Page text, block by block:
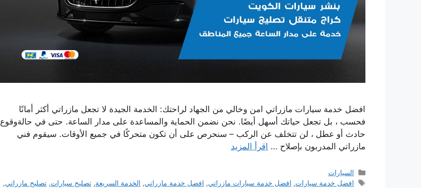
افضل خدمة سيارات مازراتي امن وخالي من الجهاد لراحتك: الخدمة الجيدة لا تجعل مازراتي أكثر أمانًا
فحسب ، بل تجعل حياتك أسهل أيضًا. نحن نضمن الحماية والمساعدة على مدار الساعة. حتى في حالةوقوع
حادث أو عطل ، لن تتخلف عن الركب – سنحرص على أن تكون متحركًا في جميع الأوقات. سيقوم فني
مازراتي المدربون بإصلاح … اقرأ المزيد
التصنيفات
السيارات
الوسوم
افضل خدمة سيارات, افضل خدمة سيارات مازراتي, افضل خدمة مازراتي, الخدمة السريعة,تصليح سيارات,تصليح مازراتي,